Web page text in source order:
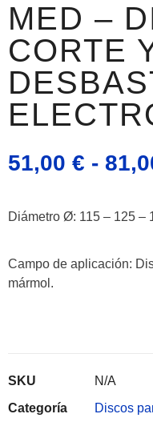
MED –
CORTE
51,00 € -
Diámetro Ø: 115 – 125 –
Campo de aplicación:
mármol.
SKU
N/A
Categoría
Discos